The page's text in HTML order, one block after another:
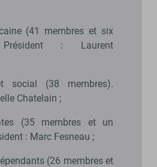
(41 membres et six
Président : Laurent
social (38 membres).
Chatelain ;
(35 membres et un
: Marc Fesneau ;
(26 membres et